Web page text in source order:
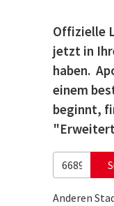
Offizielle
jetzt in
haben.
einem
beginnt,
Anderen